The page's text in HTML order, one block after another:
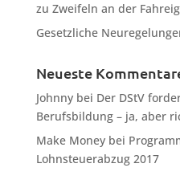
zu Zweifeln an der
Gesetzliche
Neueste
Johnnybei Der DStV
Berufsbildung – ja, aber
Make Moneybei
Lohnsteuerabzug 2017